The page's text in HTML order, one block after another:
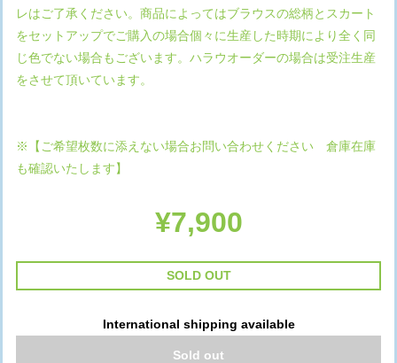
レはご了承ください。商品によってはブラウスの総柄とスカート
をセットアップでご購入の場合個々に生産した時期により全く同
じ色でない場合もございます。ハラウオーダーの場合は受注生産
をさせて頂いています。
※【ご希望枚数に添えない場合お問い合わせください 倉庫在庫
も確認いたします】
¥7,900
SOLD OUT
International shipping available
Sold out